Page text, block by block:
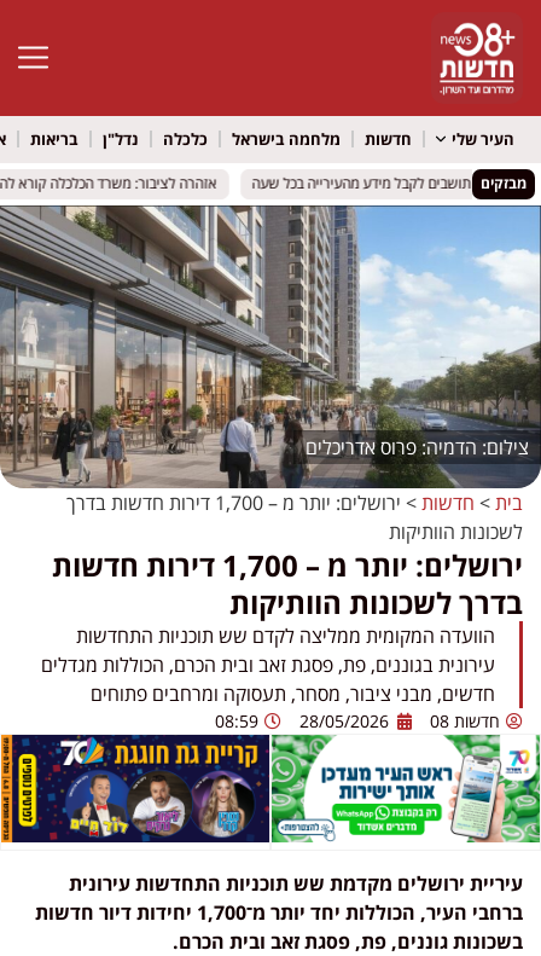
פתח
העיר שלי חדשות מלחמה בישראל כלכלה נדל"ן בריאות
מבזקים
יוכלו התושבים לקבל מידע מהעירייה בכל שעה
יוכלו התושבים לקבל מידע מהעירייה בכל שעה אזהרה לציבור: משרד הכלכלה קורא
אזהרה לציבור: משרד הכלכלה קורא
הדמיה: פרוס אדריכלים
בית> חדשות>
ירושלים: יותר מ – 1,700 דירות חדשות בדרך
לשכונות הוותיקות
ירושלים: יותר מ – 1,700 דירות חדשות
בדרך לשכונות הוותיקות
הוועדה המקומית ממליצה לקדם שש תוכניות התחדשות
עירונית בגוננים, פת, פסגת זאב ובית הכרם, הכוללות מגדלים
חדשים, מבני ציבור, מסחר, תעסוקה ומרחבים פתוחים
חדשות 08 28/05/2026
08:59
עיריית ירושלים מקדמת שש תוכניות התחדשות עירונית
ברחבי העיר, הכוללות יחד יותר מ־1,700 יחידות דיור חדשות
בשכונות גוננים, פת, פסגת זאב ובית הכרם.